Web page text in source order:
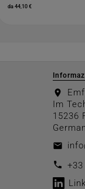
da 44,10 €
location_on
Im
15236
email
call